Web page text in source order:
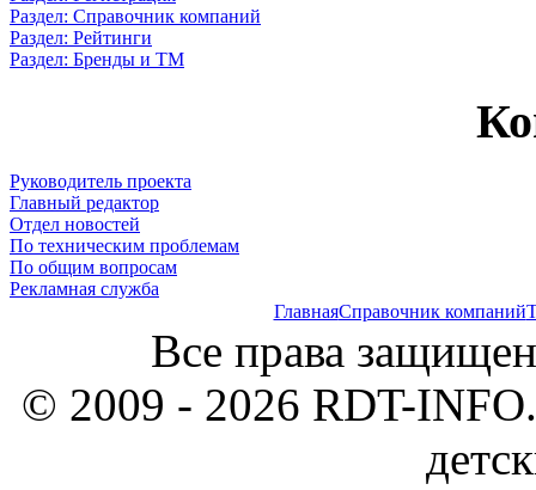
Раздел: Справочник компаний
Раздел: Рейтинги
Раздел: Бренды и ТМ
Руководитель проекта
Главный редактор
Отдел новостей
По техническим проблемам
По общим вопросам
Рекламная служба
ГлавнаяСправочник компаний
Все права
© 2009 - 2026 RDT-